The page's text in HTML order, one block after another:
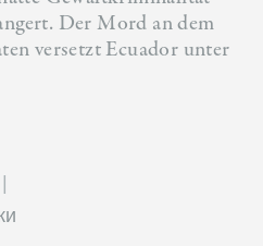
Der Mord an dem
versetzt Ecuador unter